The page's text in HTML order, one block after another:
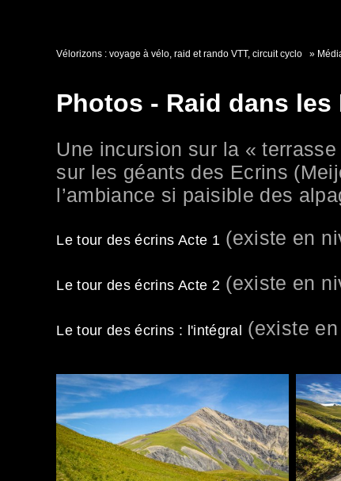
Vélorizons : voyage à vélo, raid et rando VTT, circuit cyclo
Photos - Raid dans les
Une incursion sur la «
sur les géants des Ecrins
l’ambiance si paisible des
Le tour des écrins Acte 1 (existe en
Le tour des écrins Acte 2 (existe en
Le tour des écrins : l'intégral (existe